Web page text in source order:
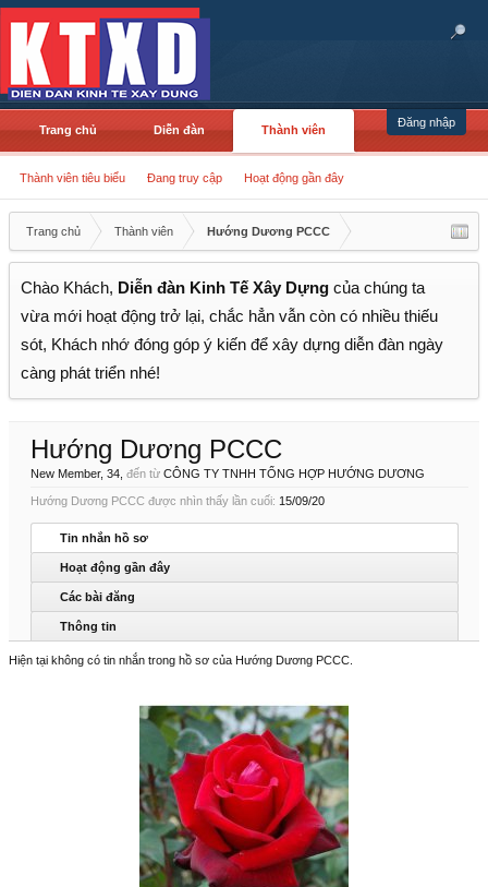
Đăng nhập
Trang chủ Diễn đàn Thành viên
Thành viên tiêu biểu Đang truy cập Hoạt động gần đây
Trang chủ Thành viên Hướng Dương PCCC
Chào Khách, Diễn đàn Kinh Tế Xây Dựng của chúng ta
vừa mới hoạt động trở lại, chắc hẳn vẫn còn có nhiều thiếu
sót, Khách nhớ đóng góp ý kiến để xây dựng diễn đàn ngày
càng phát triển nhé!
Hướng Dương PCCC
New Member, 34, đến từ CÔNG TY TNHH TỔNG HỢP HƯỚNG DƯƠNG
Hướng Dương PCCC được nhìn thấy lần cuối: 15/09/20
Tin nhắn hồ sơ
Hoạt động gần đây
Các bài đăng
Thông tin
Hiện tại không có tin nhắn trong hồ sơ của Hướng Dương PCCC.